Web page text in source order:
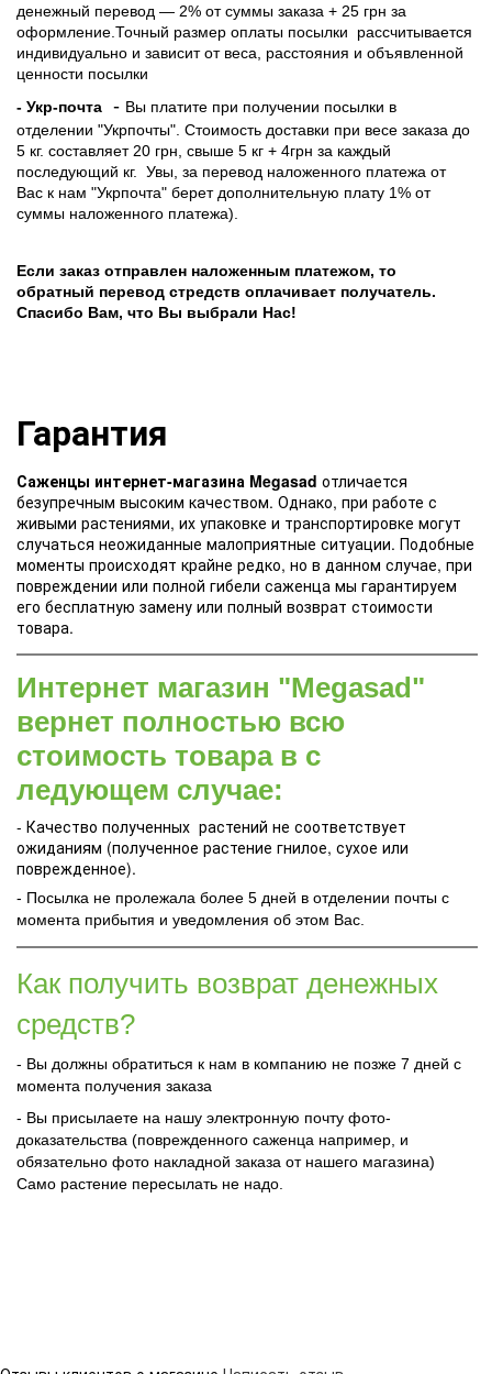
денежный перевод — 2% от суммы заказа + 25 грн за
оформление.Точный размер оплаты посылки рассчитывается
индивидуально и зависит от веса, расстояния и объявленной
ценности посылки
- Укр-почта
- Вы платите при получении посылки в
отделении "Укрпочты". Стоимость доставки при весе заказа до
5 кг. составляет 20 грн, свыше 5 кг + 4грн за каждый
последующий кг. Увы, за перевод наложенного платежа от
Вас к нам "Укрпочта" берет дополнительную плату 1% от
суммы наложенного платежа).
Если заказ отправлен наложенным платежом, то
обратный перевод стредств оплачивает получатель.
Спасибо Вам, что Вы выбрали Нас!
Гарантия
Саженцы интернет-магазина Megasad отличается
безупречным высоким качеством. Однако, при работе с
живыми растениями, их упаковке и транспортировке могут
случаться неожиданные малоприятные ситуации. Подобные
моменты происходят крайне редко, но в данном случае, при
повреждении или полной гибели саженца мы гарантируем
его бесплатную замену или полный возврат стоимости
товара.
Интернет магазин "Megasad"
вернет полностью всю
стоимость товара в с
ледующем случае:
- Качество полученных растений не соответствует
ожиданиям (полученное растение гнилое, сухое или
поврежденное).
- Посылка не пролежала более 5 дней в отделении почты с
момента прибытия и уведомления об этом Вас.
Как получить возврат денежных
средств?
- Вы должны обратиться к нам в компанию не позже 7 дней с
момента получения заказа
- Вы присылаете на нашу электронную почту фото-
доказательства (поврежденного саженца например, и
обязательно фото накладной заказа от нашего магазина)
Само растение пересылать не надо.